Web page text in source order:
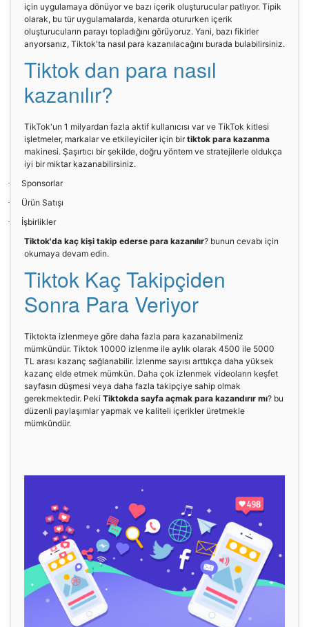
için uygulamaya dönüyor ve bazı içerik oluşturucular patlıyor. Tipik
olarak, bu tür uygulamalarda, kenarda otururken içerik
oluşturucuların parayı topladığını görüyoruz. Yani, bazı fikirler
arıyorsanız, Tiktok'ta nasıl para kazanılacağını burada bulabilirsiniz.
Tiktok dan para nasıl
kazanılır?
TikTok'un 1 milyardan fazla aktif kullanıcısı var ve TikTok kitlesi
işletmeler, markalar ve etkileyiciler için birtiktok para kazanma
makinesi. Şaşırtıcı bir şekilde, doğru yöntem ve stratejilerle oldukça
iyi bir miktar kazanabilirsiniz.
· Sponsorlar
· Ürün Satışı
·
İşbirlikler
Tiktok'da kaç kişi takip ederse para kazanılır? bunun cevabı için
okumaya devam edin.
Tiktok Kaç Takipçiden
Sonra Para Veriyor
Tiktokta izlenmeye göre daha fazla para kazanabilmeniz
mümkündür. Tiktok 10000 izlenme ile aylık olarak 4500 ile 5000
TL arası kazanç sağlanabilir. İzlenme sayısı arttıkça daha yüksek
kazanç elde etmek mümkün. Daha çok izlenmek videoların keşfet
sayfasın düşmesi veya daha fazla takipçiye sahip olmak
gerekmektedir. Peki Tiktokda sayfa açmak para kazandırır mı? bu
düzenli paylaşımlar yapmak ve kaliteli içerikler üretmekle
mümkündür.